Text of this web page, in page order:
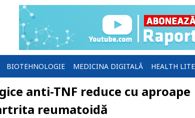
BIOTEHNOLOGIE MEDICINA DIGITALĂ HEALTH
anti-TNF reduce cu aproape
reumatoidă